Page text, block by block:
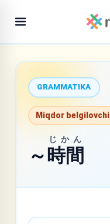
GRAMMATIKA
Miqdor belgilovchi
～時間
じかん